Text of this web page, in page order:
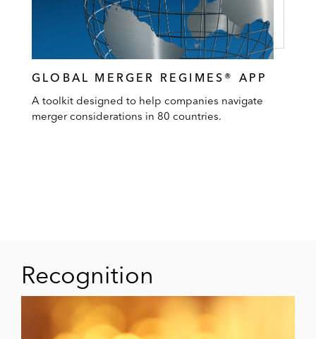
GLOBAL MERGER REGIMES® APP
A toolkit designed to help companies navigate
merger considerations in 80 countries.
Recognition